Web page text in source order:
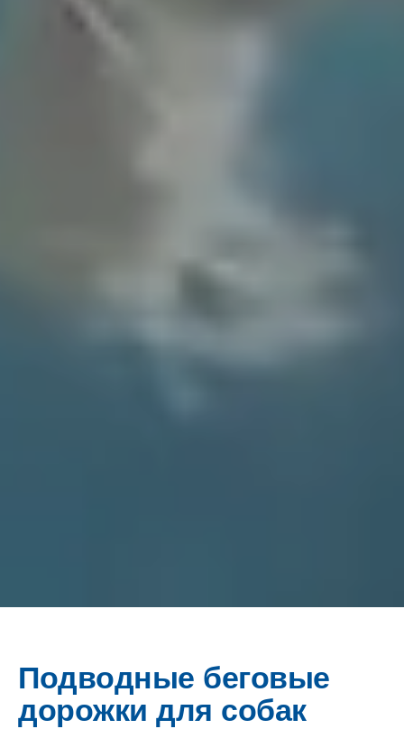
Подводные беговые
дорожки для собак